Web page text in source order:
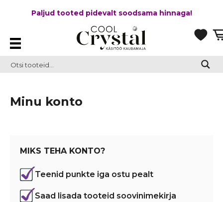
Paljud tooted pidevalt soodsama hinnaga!
Minu konto
MIKS TEHA KONTO?
Teenid punkte iga ostu pealt
Saad lisada tooteid soovinimekirja